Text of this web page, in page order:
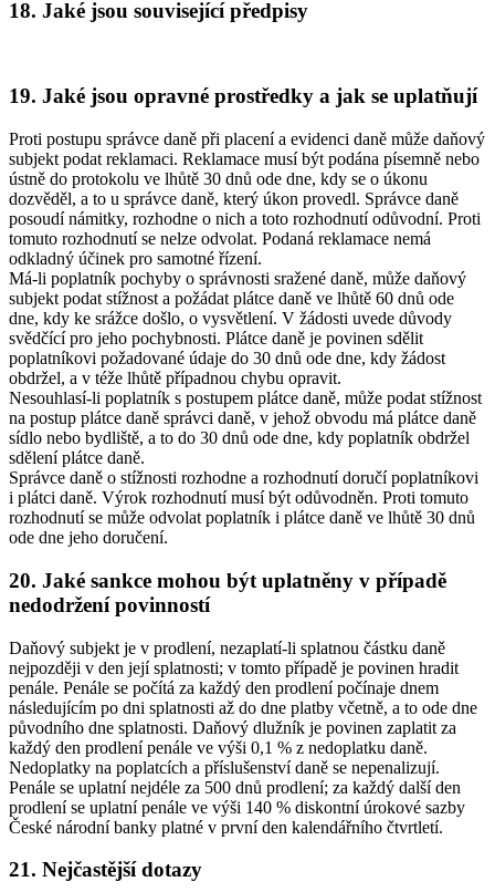
18. Jaké jsou související předpisy
19. Jaké jsou opravné prostředky a jak se uplatňují
Proti postupu správce daně při placení a evidenci daně může daňový
subjekt podat reklamaci. Reklamace musí být podána písemně nebo
ústně do protokolu ve lhůtě 30 dnů ode dne, kdy se o úkonu
dozvěděl, a to u správce daně, který úkon provedl. Správce daně
posoudí námitky, rozhodne o nich a toto rozhodnutí odůvodní. Proti
tomuto rozhodnutí se nelze odvolat. Podaná reklamace nemá
odkladný účinek pro samotné řízení.
Má-li poplatník pochyby o správnosti sražené daně, může daňový
subjekt podat stížnost a požádat plátce daně ve lhůtě 60 dnů ode
dne, kdy ke srážce došlo, o vysvětlení. V žádosti uvede důvody
svědčící pro jeho pochybnosti. Plátce daně je povinen sdělit
poplatníkovi požadované údaje do 30 dnů ode dne, kdy žádost
obdržel, a v téže lhůtě případnou chybu opravit.
Nesouhlasí-li poplatník s postupem plátce daně, může podat stížnost
na postup plátce daně správci daně, v jehož obvodu má plátce daně
sídlo nebo bydliště, a to do 30 dnů ode dne, kdy poplatník obdržel
sdělení plátce daně.
Správce daně o stížnosti rozhodne a rozhodnutí doručí poplatníkovi
i plátci daně. Výrok rozhodnutí musí být odůvodněn. Proti tomuto
rozhodnutí se může odvolat poplatník i plátce daně ve lhůtě 30 dnů
ode dne jeho doručení.
20. Jaké sankce mohou být uplatněny v případě
nedodržení povinností
Daňový subjekt je v prodlení, nezaplatí-li splatnou částku daně
nejpozději v den její splatnosti; v tomto případě je povinen hradit
penále. Penále se počítá za každý den prodlení počínaje dnem
následujícím po dni splatnosti až do dne platby včetně, a to ode dne
původního dne splatnosti. Daňový dlužník je povinen zaplatit za
každý den prodlení penále ve výši 0,1 % z nedoplatku daně.
Nedoplatky na poplatcích a příslušenství daně se nepenalizují.
Penále se uplatní nejdéle za 500 dnů prodlení; za každý další den
prodlení se uplatní penále ve výši 140 % diskontní úrokové sazby
České národní banky platné v první den kalendářního čtvrtletí.
21. Nejčastější dotazy